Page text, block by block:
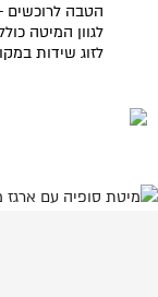
הטבה לרוכשים
לגוון המיטה
לזוג שידות במקום - 2,580 ₪ ב-